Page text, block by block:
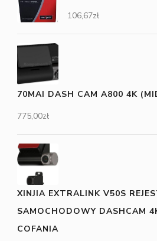
106,67zł
70MAI DASH CAM A800 4K
775,00zł
XINJIA EXTRALINK V50S
SAMOCHODOWY DASHCAM
COFANIA